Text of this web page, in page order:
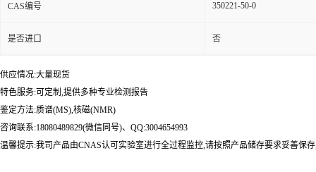
CAS编号 350221-50-0
是否进口 否
供应情况:大量现货
特色服务:可定制,提供多种专业检测报告
鉴定方法:质谱(MS),核磁(NMR)
咨询联系:18080489829(微信同号)、QQ:3004654993
温馨提示:我司产品由CNAS认可实验室进行全过程监控,请按照产品储存要求妥善保